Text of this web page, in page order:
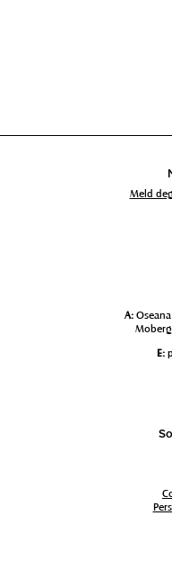
Meld
A:
E: